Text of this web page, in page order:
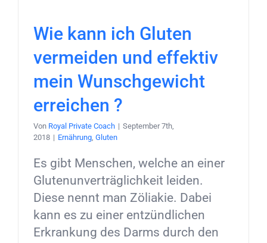
Wie kann ich Gluten
vermeiden und effektiv
mein Wunschgewicht
erreichen ?
Von Royal Private Coach | September 7th,
2018 | Ernährung Gluten
Es gibt Menschen, welche an einer
Glutenunverträglichkeit leiden.
Diese nennt man Zöliakie. Dabei
kann es zu einer entzündlichen
Erkrankung des Darms durch den